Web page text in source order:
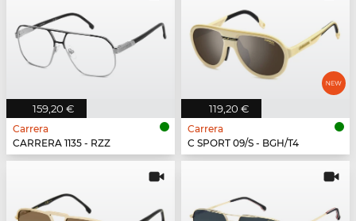
159,20 €
Carrera
CARRERA 1135 - RZZ
119,20 €
Carrera
C SPORT 09/S - BGH/T4